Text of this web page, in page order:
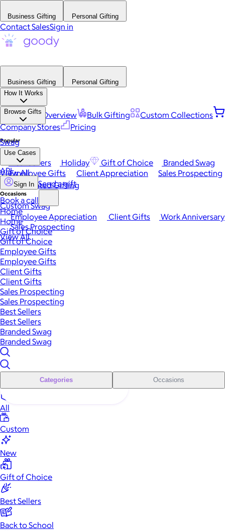
Business Gifting Personal Gifting
Contact SalesSign in
Business Gifting
Personal Gifting
How It Works
Platform Overview Bulk Gifting
Custom Collections
Company Stores
Pricing
Browse Gifts
Popular
Best Sellers Holiday Gift of Choice
Branded Swag
View All
Occasions
Employee Appreciation Client Gifts
Work Anniversary
Sales Prospecting
View All
Swag
Use Cases
Employee Gifts Client Appreciation
Sales Prospecting
Automated Gifting
Custom Swag
API
Sign In Send a gift
Book a call
Home
Home
Gift of Choice
Gift of Choice
Employee Gifts
Employee Gifts
Client Gifts
Client Gifts
Sales Prospecting
Sales Prospecting
Best Sellers
Best Sellers
Branded Swag
Branded Swag
Categories Occasions
All
Custom
New
Gift of Choice
Best Sellers
Back to School